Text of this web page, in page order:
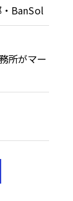
BanSol
所がマー